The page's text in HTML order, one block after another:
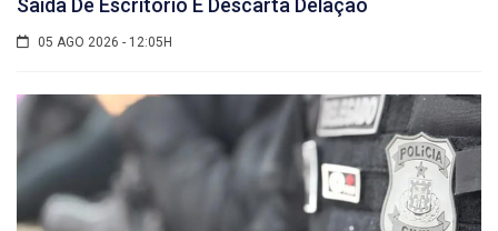
Saída De Escritório E Descarta Delação
05 AGO 2026 - 12:05H